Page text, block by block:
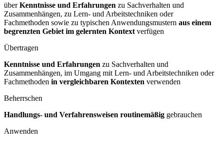
überKenntnisse und Erfahrungen zu Sachverhalten und
Zusammenhängen, zu Lern- und Arbeitstechniken oder
Fachmethoden sowie zu typischen Anwendungsmustern aus einem
begrenzten Gebiet im gelernten Kontext verfügen
Übertragen
Kenntnisse und Erfahrungen zu Sachverhalten und
Zusammenhängen, im Umgang mit Lern- und Arbeitstechniken oder
Fachmethoden in vergleichbaren Kontexten verwenden
Beherrschen
Handlungs- und Verfahrensweisen routinemäßig gebrauchen
Anwenden